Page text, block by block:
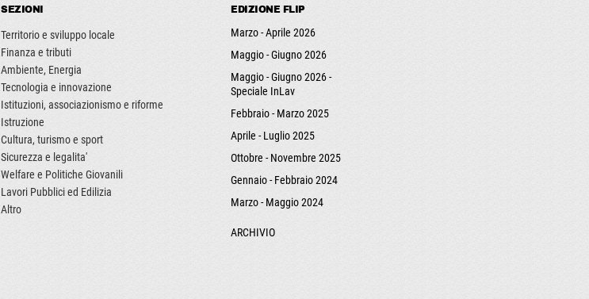
SEZIONI
Territorio e sviluppo locale
Finanza e tributi
Ambiente, Energia
Tecnologia e innovazione
Istituzioni, associazionismo e riforme
Istruzione
Cultura, turismo e sport
Sicurezza e legalita'
Welfare e Politiche Giovanili
Lavori Pubblici ed Edilizia
Altro
EDIZIONE FLIP
Marzo - Aprile 2026
Maggio - Giugno 2026
Maggio - Giugno 2026 -
Speciale InLav
Febbraio - Marzo 2025
Aprile - Luglio 2025
Ottobre - Novembre 2025
Gennaio - Febbraio 2024
Marzo - Maggio 2024
ARCHIVIO